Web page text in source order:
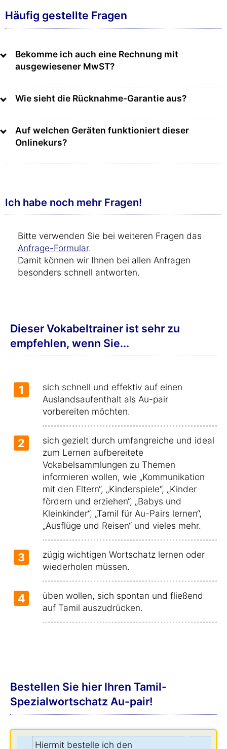
Häufig gestellte Fragen
Bekomme ich auch eine Rechnung mit
ausgewiesener MwST?
Wie sieht die Rücknahme-Garantie aus?
Auf welchen Geräten funktioniert dieser
Onlinekurs?
Ich habe noch mehr Fragen!
Bitte verwenden Sie bei weiteren Fragen das
Anfrage-Formular.
Damit können wir Ihnen bei allen Anfragen
besonders schnell antworten.
Dieser Vokabeltrainer ist sehr zu
empfehlen, wenn Sie...
1
sich schnell und effektiv auf einen
Auslandsaufenthalt als Au-pair
vorbereiten möchten.
2
sich gezielt durch umfangreiche und ideal
zum Lernen aufbereitete
Vokabelsammlungen zu Themen
informieren wollen, wie „Kommunikation
mit den Eltern“, „Kinderspiele“, „Kinder
fördern und erziehen“, „Babys und
Kleinkinder“, „Tamil für Au-Pairs lernen“,
„Ausflüge und Reisen“ und vieles mehr.
3
zügig wichtigen Wortschatz lernen oder
wiederholen müssen.
4
üben wollen, sich spontan und fließend
auf Tamil auszudrücken.
Bestellen Sie hier Ihren Tamil-
Spezialwortschatz Au-pair!
Hiermit bestelle ich den